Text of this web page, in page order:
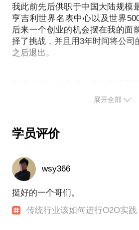
乃至基于互联网进行转型；
如果您希望基于O2O进行一番创
我可以为您提供这些帮助：
汇总过去接触过的案例跟自己在
如果合适，我甚至可以提供一些
较清楚，我们高效沟通；也希望
该是所谓O2O的精华所在。在这
应链数字化的问题，所以O2O也
重要手段。
传统企业在享受了多年来高速增
目前已经开始明白基于数据的精
进自己的线上线下融合相关的项目
乃至基于互联网进行转型；
我可以为您提供这些帮助：
汇总过去接触过的案例跟自己在
的弯路，帮您跳过一些大坑和雷区
根据您的产品或服务，跟您共同
运营方式；
我此前先后供职于中国大陆规模
亨吉利世界名表中心以及世界
后来一个创业的机会摆在我的面
择了挑战，并且用3年时间将公司
之后退出。
HR相关的工作，结果却误打误撞
品牌孵化、电子商务等业务，最
基于腕表售后市场的O2O平台。
后来在沃尔玛，主要负责沃尔玛
决方案与数字化营销创新。举个
苦努力的成果。
展开全部
学员评价
wsy366
挺好的一个哥们。
传统行业该如何进行O2O实践